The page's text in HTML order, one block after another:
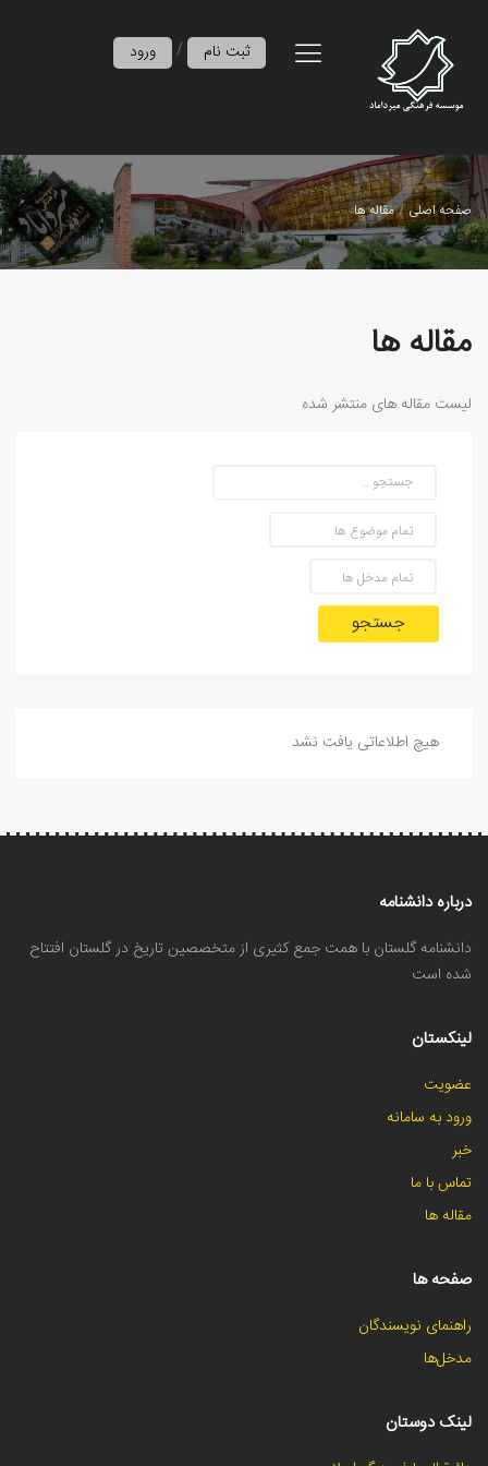
ورود / ثبت نام
صفحه اصلی مقاله ها
مقاله ها
لیست مقاله های منتشر شده
جستجو
هیچ اطلاعاتی یافت نشد
درباره دانشنامه
دانشنامه گلستان با همت جمع کثیری از متخصصین تاریخ در گلستان افتتاح
شده است
لینکستان
عضویت
ورود به سامانه
خبر
تماس با ما
مقاله ها
صفحه ها
راهنمای نویسندگان
مدخل‌ها
لینک دوستان